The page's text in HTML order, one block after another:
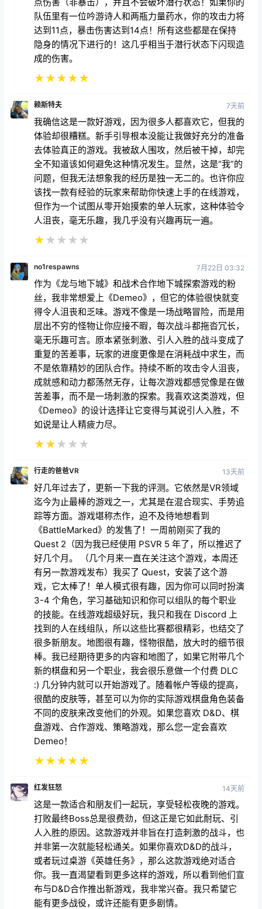
击。我可以让宠物完成所有的工作。看着真是太搞笑
了。但到目前为止，完成所有地下城最简单的组合是使
用四个刺客。你们大多数人已经知道有些药水不会破坏
“潜行”状态，让你保持隐身；比如生命药水。但有一种
攻击不会破坏潜行状态。它叫做诅咒匕首。它标称伤害
为3/6，但从侧面或背后攻击（背刺）可获得+2伤害，
击增益（力量药水或吟游诗人的勇气），你也能造成8
点伤害（非暴击），并且不会破坏潜行状态！如果你的
队伍里有一位吟游诗人和两瓶力量药水，你的攻击力将
达到11点，暴击伤害达到14点！所有这些都是在保持
隐身的情况下进行的！这几乎相当于潜行状态下闪现造
成的伤害。
★★★★★
赖斯特夫
我确信这是一款好游戏，因为很多人都喜欢它，但我的
去体验真正的游戏。我被敌人围攻，然后被干掉，却完
全不知道该如何避免这种情况发生。显然，这是“我”的
问题，但我无法想象我的经历是独一无二的。也许你应
该找一款有经验的玩家来帮助你快速上手的在线游戏，
但作为一个试图从零开始摸索的单人玩家，这种体验令
人沮丧，毫无乐趣，我几乎没有兴趣再玩一遍。
★★★★★
no1respawns 7月22日 03:32
作为《龙与地下城》和战术合作地下城探索游戏的粉
丝，我非常想爱上《Demeo》，但它的体验很快就变
得令人沮丧和乏味。游戏不像是一场战略冒险，而是用
层出不穷的怪物让你应接不暇，每次战斗都拖沓冗长，
重复的苦差事，玩家的进度更像是在消耗战中求生，而
不是依靠精妙的团队合作。持续不断的攻击令人沮丧，
成就感和动力都荡然无存，让每次游戏都感觉像是在做
苦差事，而不是一场刺激的探索。我喜欢这类游戏，但
《Demeo》的设计选择让它变得与其说引人入胜，不
如说是让人精疲力尽。
★★★★ ★
行走的爸爸VR 13天前
好几年过去了，更新一下我的评测。它依然是VR领域
迄今为止最棒的游戏之一，尤其是在混合现实、手势追
踪等方面。游戏堪称杰作，迫不及待地想看到
《BattleMarked》的发售了！一周前刚买了我的
Quest 2（因为我已经使用 PSVR 5 年了，所以推迟了
好几个月。 （几个月来一直在关注这个游戏，本周还
有另一款游戏发布）我买了 Quest，安装了这个游
戏，它太棒了！单人模式很有趣，因为你可以同时扮演
3-4 个角色，学习基础知识和你可以组队的每个职业
的技能。在线游戏超级好玩，我只和我在 Discord 上
找到的人在线组队，所以这些比赛都很精彩，也结交了
很多新朋友。地图很有趣，怪物很酷，放大时的细节很
新的棋盘和另一个职业，我会很乐意做一个付费 DLC
:) 几分钟内就可以开始游戏了。随着帐户等级的提高，
很酷的皮肤等，甚至可以为你的实际游戏棋盘角色装备
不同的皮肤来改变他们的外观。如果您喜欢 D&D、棋
盘游戏、合作游戏、策略游戏，那么您一定会喜欢
Demeo！
★★★★★
红发狂怒